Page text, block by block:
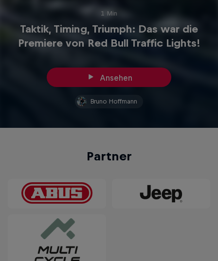
1 Min
Taktik, Timing, Triumph: Das war die
Premiere von Red Bull Traffic Lights!
Ansehen
Bruno Hoffmann
Partner